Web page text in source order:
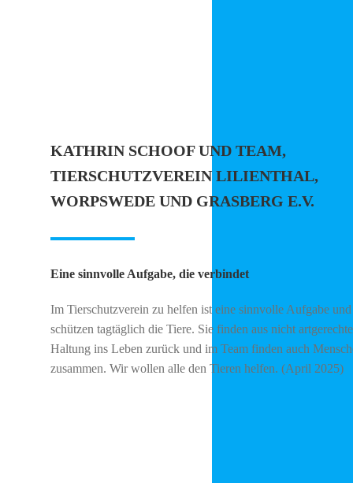
KATHRIN SCHOOF UND TEAM,
TIERSCHUTZVEREIN LILIENTHAL,
WORPSWEDE UND GRASBERG E.V.
Eine sinnvolle Aufgabe, die verbindet
Im Tierschutzverein zu helfen ist eine sinnvolle Aufgabe
schützen tagtäglich die Tiere. Sie finden aus nicht
Haltung ins Leben zurück und im Team finden auch
zusammen. Wir wollen alle den Tieren helfen. (April 2025)